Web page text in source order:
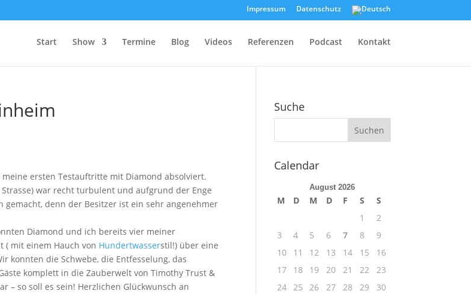
Impressum Datenschutz
Start Show Termine Blog Videos Referenzen Podcast Kontakt
ersten Testauftritte mit Diamond absolviert.
war recht turbulent und aufgrund der Enge
denn der Besitzer ist ein sehr angenehmer
Diamond und ich bereits vier meiner
( mit einem Hauch von Hundertwasserstil!) über eine
konnten die Schwebe, die Entfesselung, das
komplett in die Zauberwelt von Timothy Trust &
– so soll es sein! Herzlichen Glückwunsch an
Suche
Calendar
August 2026
M D M D F S
S
1
2
3
4 5 6 7 8
9
10
11 12 13 14 15
16
17
18 19 20 21 22
23
24 25 26 27 28 29
30